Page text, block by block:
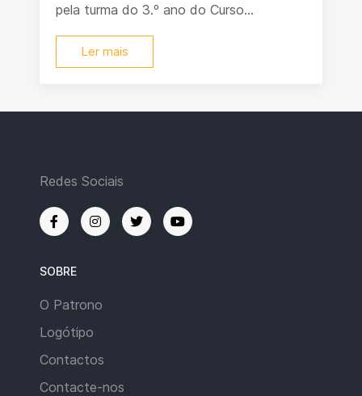
pela turma do 3.º ano do Curso...
Ler mais
Redes Sociais
SOBRE
O Patrono
Logótipo
Contactos
Contacte-nos